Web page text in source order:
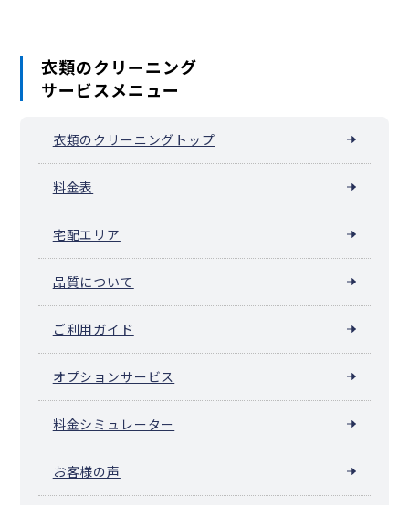
衣類のクリーニング
サービスメニュー
衣類のクリーニングトップ
料金表
宅配エリア
品質について
ご利用ガイド
オプションサービス
料金シミュレーター
お客様の声